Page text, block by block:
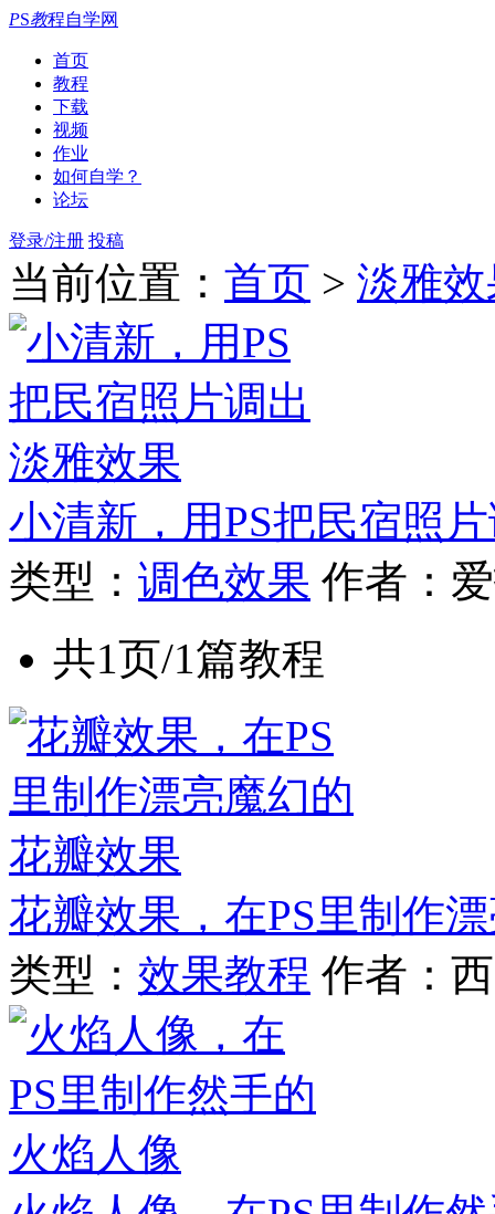
PS教程自学网
首页
教程
下载
视频
作业
如何自学？
论坛
登录/注册 投稿
当前位置： 首页 > 淡雅
小清新，用PS把民宿照
类型： 调色效果 作者：
共1页/1篇教程
花瓣效果，在PS里制作
类型： 效果教程 作者：